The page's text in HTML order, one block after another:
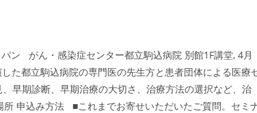
がん・感染症センター都立駒込病院 別館1F講堂, 4月
た都立駒込病院の専門医の先生方と患者団体による医療
早期診断、早期治療の大切さ、治療方法の選択など、治
申込み方法 ■これまでお寄せいただいたご質問。セミ